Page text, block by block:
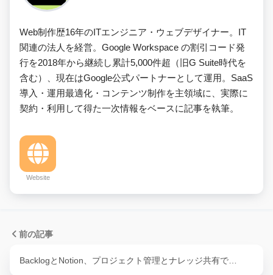
Web制作歴16年のITエンジニア・ウェブデザイナー。IT
関連の法人を経営。Google Workspace の割引コード発
行を2018年から継続し累計5,000件超（旧G Suite時代を
含む）、現在はGoogle公式パートナーとして運用。SaaS
導入・運用最適化・コンテンツ制作を主領域に、実際に
契約・利用して得た一次情報をベースに記事を執筆。
Website
前の記事
BacklogとNotion、プロジェクト管理とナレッジ共有で…